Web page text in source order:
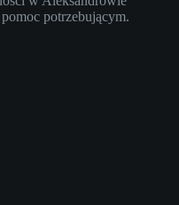
potrzebującym.